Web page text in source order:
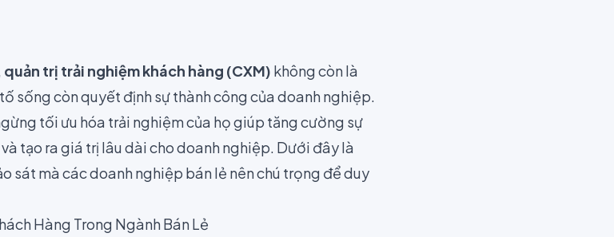
quản trị trải nghiệm khách hàng (CXM) không còn là
sống còn quyết định sự thành công của doanh nghiệp.
tối ưu hóa trải nghiệm của họ giúp tăng cường sự
tạo ra giá trị lâu dài cho doanh nghiệp. Dưới đây là
sát mà các doanh nghiệp bán lẻ nên chú trọng để duy
Hàng Trong Ngành Bán Lẻ